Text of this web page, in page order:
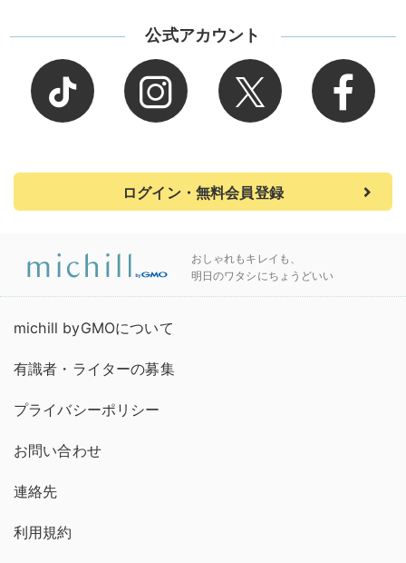
公式アカウント
ログイン・無料会員登録
おしゃれもキレイも、
明日のワタシにちょうどいい
michill byGMOについて
有識者・ライターの募集
プライバシーポリシー
お問い合わせ
連絡先
利用規約